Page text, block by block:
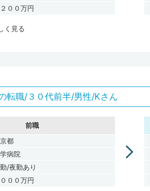
０万円
く見る
転職/３０代前半/男性/Kさん
前職
都
病院
/夜勤あり
０万円